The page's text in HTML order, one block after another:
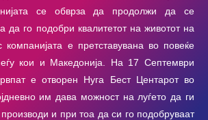
се обврза да продолжи да се
да го подобри квалитетот на животот на
компанијата е претставувана во повеќе
кои и Македонија. На 17 Септември
е отворен Нуга Бест Центарот во
им дава можност на луѓето да ги
и при тоа да си го подобруваат